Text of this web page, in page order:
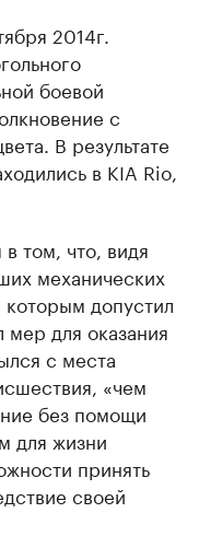
2014г.
боевой
с
В результате
в KIA Rio,
том, что, видя
механических
допустил
для оказания
с места
«чем
без помощи
для жизни
принять
своей